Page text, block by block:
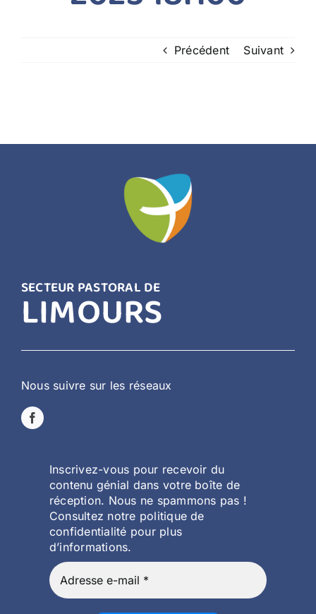
Précédent Suivant
SECTEUR PASTORAL DE
LIMOURS
Nous suivre sur les réseaux
Inscrivez-vous pour recevoir du
contenu génial dans votre boîte de
réception. Nous ne spammons pas !
Consultez notre politique de
confidentialité pour plus
d’informations.